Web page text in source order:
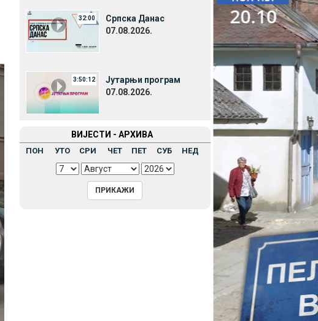
32:00
Српска Данас
07.08.2026.
3:50:12
Јутарњи програм
07.08.2026.
ВИЈЕСТИ - АРХИВА
ПОН УТО СРИ ЧЕТ ПЕТ СУБ НЕД